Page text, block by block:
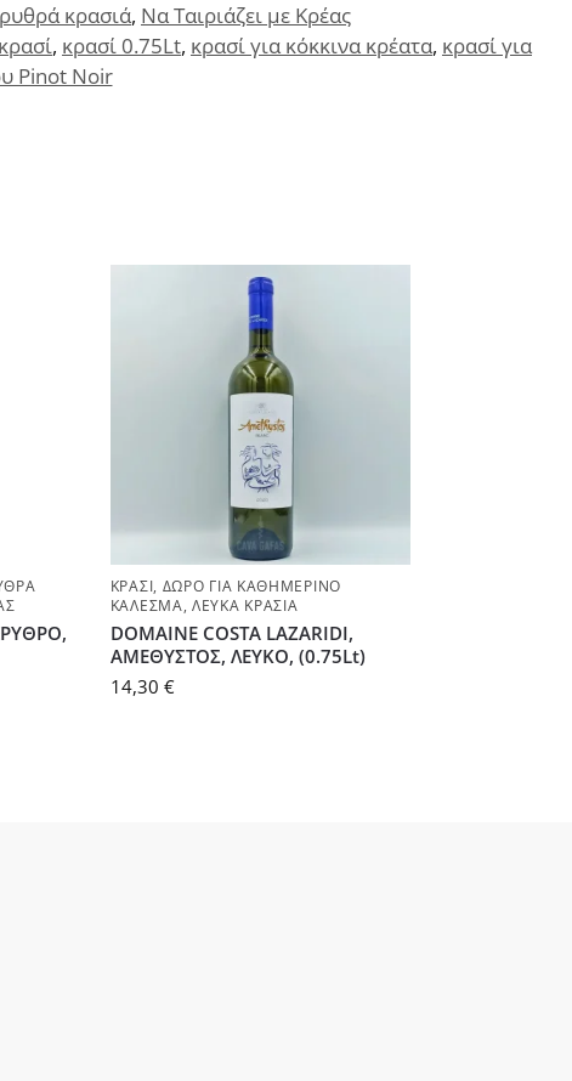
κρασιά, Να Ταιριάζει με Κρέας
, κρασί 0.75Lt, κρασί για κόκκινα κρέατα, κρασί για
Pinot Noir
ΚΡΑΣΊ, ΔΏΡΟ ΓΙΑ ΚΑΘΗΜΕΡΙΝΌ
ΚΆΛΕΣΜΑ,ΛΕΥΚΆ ΚΡΑΣΙΆ
DOMAINE COSTA LAZARIDI,
ΑΜΕΘΥΣΤΟΣ, ΛΕΥΚΟ, (0.75Lt)
14,30 €